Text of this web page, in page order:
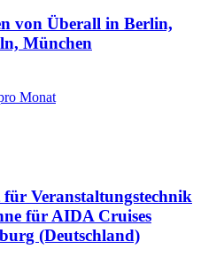
von Überall in Berlin,
München
Monat
Veranstaltungstechnik
für AIDA Cruises
(Deutschland)